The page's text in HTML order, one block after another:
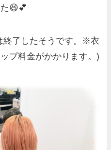
😆💕
了したそうです。※衣
プ料金がかかります。)